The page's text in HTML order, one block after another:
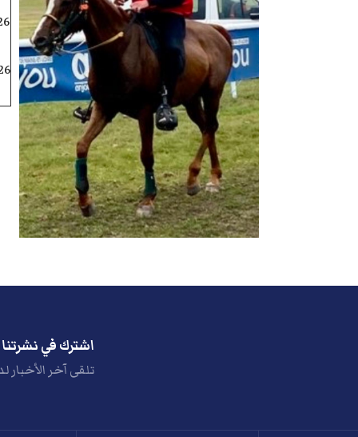
اشترك في نشرتنا
تلقى آخر الأخبار